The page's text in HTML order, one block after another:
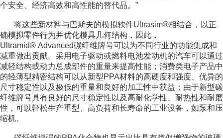
个安全、经济高效和高性能的替代品。”
将这些新材料与巴斯夫的模拟软件Ultrasim®相结合，以正
确模拟零件行为并优化模具几何结构，因此，
Ultramid® Advanced碳纤维牌号可以为不同行业的功能集成和
减重做出贡献。采用电子驱动或燃料电池发动机的汽车可以通过
减轻结构或动力总成部件的重量来提高性能；消费类电子产品中
的轻薄型精密结构可以从新型PPA材料的高硬度和强度、优异的
尺寸稳定性以及极低的重量和良好的加工性中获益；由于新型碳
纤维牌号具有良好的尺寸稳定性以及高耐化学性、耐热性和耐磨
性，可以轻松生产重型、高负荷和长寿命的工业设备，如泵和压
缩机。